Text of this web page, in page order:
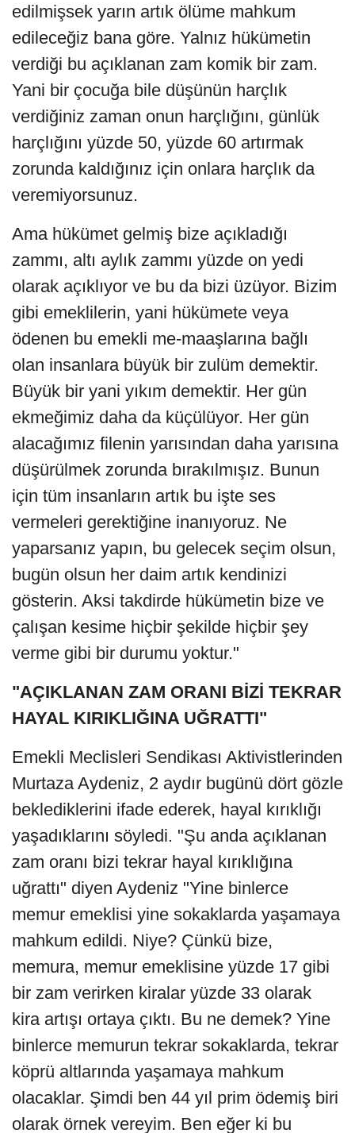
edilmişsek yarın artık ölüme mahkum
edileceğiz bana göre. Yalnız hükümetin
verdiği bu açıklanan zam komik bir zam.
Yani bir çocuğa bile düşünün harçlık
verdiğiniz zaman onun harçlığını, günlük
harçlığını yüzde 50, yüzde 60 artırmak
zorunda kaldığınız için onlara harçlık da
veremiyorsunuz.
Ama hükümet gelmiş bize açıkladığı
zammı, altı aylık zammı yüzde on yedi
olarak açıklıyor ve bu da bizi üzüyor. Bizim
gibi emeklilerin, yani hükümete veya
ödenen bu emekli me-maaşlarına bağlı
olan insanlara büyük bir zulüm demektir.
Büyük bir yani yıkım demektir. Her gün
ekmeğimiz daha da küçülüyor. Her gün
alacağımız filenin yarısından daha yarısına
düşürülmek zorunda bırakılmışız. Bunun
için tüm insanların artık bu işte ses
vermeleri gerektiğine inanıyoruz. Ne
yaparsanız yapın, bu gelecek seçim olsun,
bugün olsun her daim artık kendinizi
gösterin. Aksi takdirde hükümetin bize ve
çalışan kesime hiçbir şekilde hiçbir şey
verme gibi bir durumu yoktur."
"AÇIKLANAN ZAM ORANI BİZİ TEKRAR
HAYAL KIRIKLIĞINA UĞRATTI"
Emekli Meclisleri Sendikası Aktivistlerinden
Murtaza Aydeniz, 2 aydır bugünü dört gözle
beklediklerini ifade ederek, hayal kırıklığı
yaşadıklarını söyledi. "Şu anda açıklanan
zam oranı bizi tekrar hayal kırıklığına
uğrattı" diyen Aydeniz "Yine binlerce
memur emeklisi yine sokaklarda yaşamaya
mahkum edildi. Niye? Çünkü bize,
memura, memur emeklisine yüzde 17 gibi
bir zam verirken kiralar yüzde 33 olarak
kira artışı ortaya çıktı. Bu ne demek? Yine
binlerce memurun tekrar sokaklarda, tekrar
köprü altlarında yaşamaya mahkum
olacaklar. Şimdi ben 44 yıl prim ödemiş biri
olarak örnek vereyim. Ben eğer ki bu